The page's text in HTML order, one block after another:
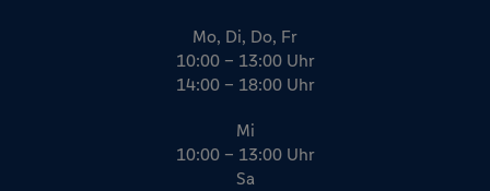
Mo, Di, Do, Fr
10:00 – 13:00 Uhr
14:00 – 18:00 Uhr
Mi
10:00 – 13:00 Uhr
Sa